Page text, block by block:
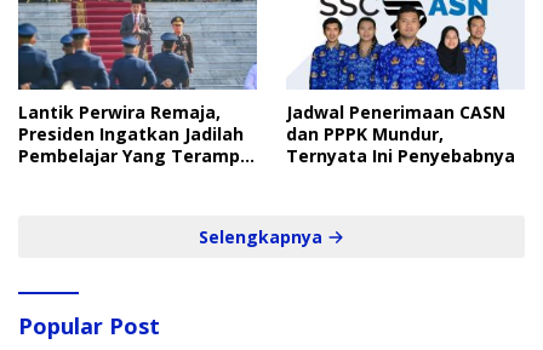
Lantik Perwira Remaja,
Presiden Ingatkan Jadilah
Pembelajar Yang Terampil
Jadwal Penerimaan CASN
dan PPPK Mundur,
Ternyata Ini Penyebabnya
Selengkapnya
Popular Post